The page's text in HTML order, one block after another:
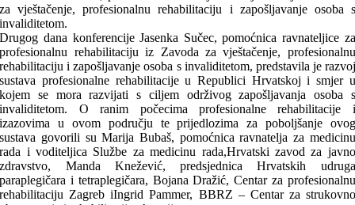
za vještačenje, profesionalnu rehabilitaciju i zapošljavanje osoba s
invaliditetom.
Drugog dana konferencije Jasenka Sučec, pomoćnica ravnateljice za
profesionalnu rehabilitaciju iz Zavoda za vještačenje, profesionalnu
rehabilitaciju i zapošljavanje osoba s invaliditetom, predstavila je razvoj
sustava profesionalne rehabilitacije u Republici Hrvatskoj i smjer u
kojem se mora razvijati s ciljem održivog zapošljavanja osoba s
invaliditetom. O ranim počecima profesionalne rehabilitacije i
izazovima u ovom području te prijedlozima za poboljšanje ovog
sustava govorili su Marija Bubaš, pomoćnica ravnatelja za medicinu
rada i voditeljica Službe za medicinu rada,Hrvatski zavod za javno
zdravstvo, Manda Knežević, predsjednica Hrvatskih udruga
paraplegičara i tetraplegičara, Bojana Dražić, Centar za profesionalnu
rehabilitaciju Zagreb iIngrid Pammer, BBRZ – Centar za strukovno